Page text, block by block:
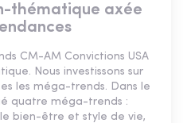
thématique axée
CM-AM Convictions USA
Nous investissons sur
les méga-trends. Dans le
quatre méga-trends :
le bien-être et style de vie,